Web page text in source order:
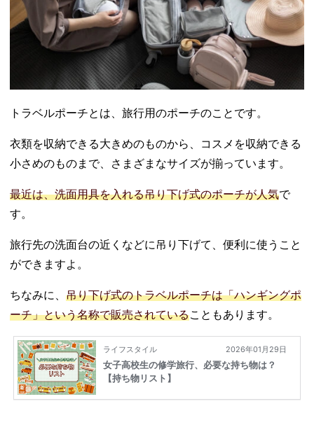
ポーチ18選
− 衣類用ト
ラベルポー
− 洗面用具
用トラベル
ポーチ
トラベルポ
− PC・ガジ
ェット用ト
ラベルポー
− 貴重品用
トラベルポ
ーチ
用トラベル
ポーチ
− お風呂用
品入れスパ
バッグ
05. おしゃれで可
愛いトラベルポ
トラベルポーチとは、旅行用のポーチのことです。
衣類を収納できる大きめのものから、コスメを収納できる
小さめのものまで、さまざまなサイズが揃っています。
最近は、洗面用具を入れる吊り下げ式のポーチが人気で
す。
旅行先の洗面台の近くなどに吊り下げて、便利に使うこと
ができますよ。
ちなみに、 吊り下げ式のトラベルポーチは「ハンギングポ
ーチ」という名称で販売されていることもあります。